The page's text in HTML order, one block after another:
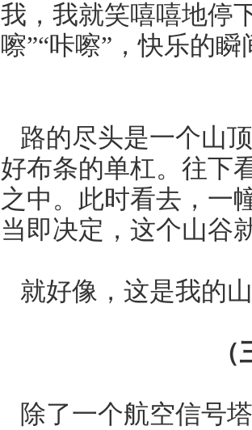
我，我就笑嘻嘻地停
嚓”“咔嚓”，快乐的
路的尽头是一个山
好布条的单杠。往下
之中。此时看去，一
当即决定，这个山
就好像，这是我的
除了一个航空信号